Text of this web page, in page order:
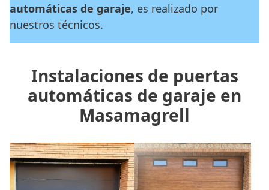
automáticas de garaje, es realizado por
nuestros técnicos.
Instalaciones de puertas
automáticas de garaje en
Masamagrell